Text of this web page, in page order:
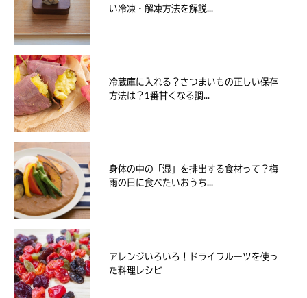
い冷凍・解凍方法を解説...
冷蔵庫に入れる？さつまいもの正しい保存
方法は？1番甘くなる調...
身体の中の「湿」を排出する食材って？梅
雨の日に食べたいおうち...
アレンジいろいろ！ドライフルーツを使っ
た料理レシピ